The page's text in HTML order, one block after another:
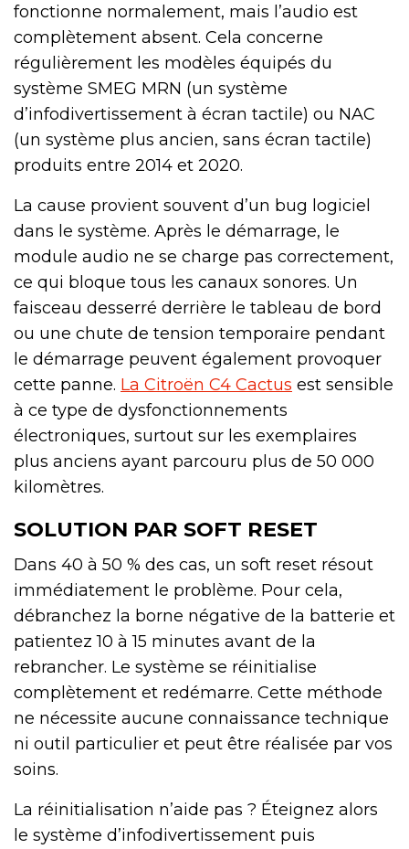
fonctionne normalement, mais l’audio est
complètement absent. Cela concerne
régulièrement les modèles équipés du
système SMEG MRN (un système
d’infodivertissement à écran tactile) ou NAC
(un système plus ancien, sans écran tactile)
produits entre 2014 et 2020.
La cause provient souvent d’un bug logiciel
dans le système. Après le démarrage, le
module audio ne se charge pas correctement,
ce qui bloque tous les canaux sonores. Un
faisceau desserré derrière le tableau de bord
ou une chute de tension temporaire pendant
le démarrage peuvent également provoquer
cette panne. La Citroën C4 Cactus est sensible
à ce type de dysfonctionnements
électroniques, surtout sur les exemplaires
plus anciens ayant parcouru plus de 50 000
kilomètres.
SOLUTION PAR SOFT RESET
Dans 40 à 50 % des cas, un soft reset résout
immédiatement le problème. Pour cela,
débranchez la borne négative de la batterie et
patientez 10 à 15 minutes avant de la
rebrancher. Le système se réinitialise
complètement et redémarre. Cette méthode
ne nécessite aucune connaissance technique
ni outil particulier et peut être réalisée par vos
soins.
La réinitialisation n’aide pas ? Éteignez alors
le système d’infodivertissement puis